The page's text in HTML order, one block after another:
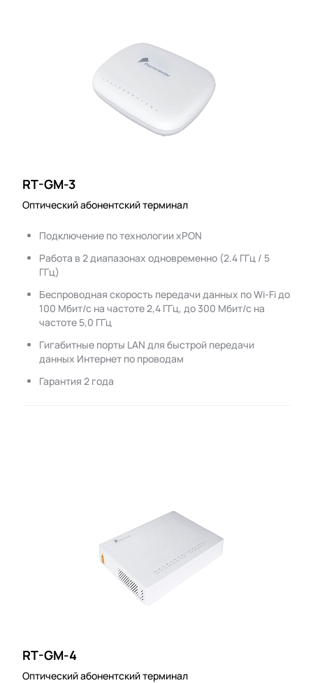
RT-GM-3
Оптический абонентский терминал
Подключение по технологии xPON
Работа в 2 диапазонах одновременно (2.4 ГГц / 5
ГГц)
Беспроводная скорость передачи данных по Wi-Fi до
100 Мбит/с на частоте 2,4 ГГц, до 300 Мбит/с на
частоте 5,0 ГГц
Гигабитные порты LAN для быстрой передачи
данных Интернет по проводам
Гарантия 2 года
RT-GM-4
Оптический абонентский терминал